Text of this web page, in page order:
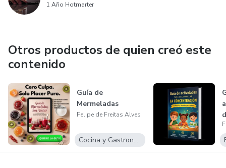
1 Año Hotmarter
Otros productos de quien creó este
contenido
Guía de
Mermeladas
Felipe de Freitas Alves
Cocina y Gastronomía